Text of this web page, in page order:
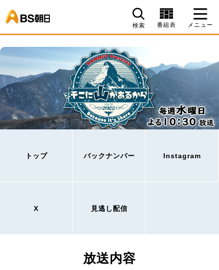
検索 番組表 メニュー
トップ バックナンバー Instagram
X 見逃し配信
放送内容